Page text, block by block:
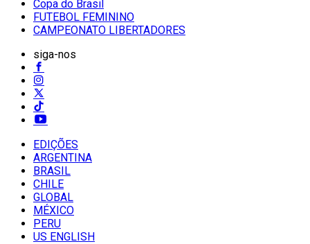
Copa do Brasil
FUTEBOL FEMININO
CAMPEONATO LIBERTADORES
siga-nos
EDIÇÕES
ARGENTINA
BRASIL
CHILE
GLOBAL
MÉXICO
PERU
US ENGLISH